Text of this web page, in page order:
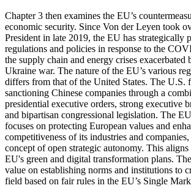
Chapter 3 then examines the EU’s
economic security. Since Von der Leyen took
President in late 2019, the EU has strategically
regulations and policies in response to the
the supply chain and energy crises exacerbated
Ukraine war. The nature of the EU’s various
differs from that of the United States. The U.S.
sanctioning Chinese companies through a
presidential executive orders, strong executive
and bipartisan congressional legislation. The
focuses on protecting European values and
competitiveness of its industries and companies,
concept of open strategic autonomy. This
EU's green and digital transformation plans.
value on establishing norms and institutions to
field based on fair rules in the EU’s Single